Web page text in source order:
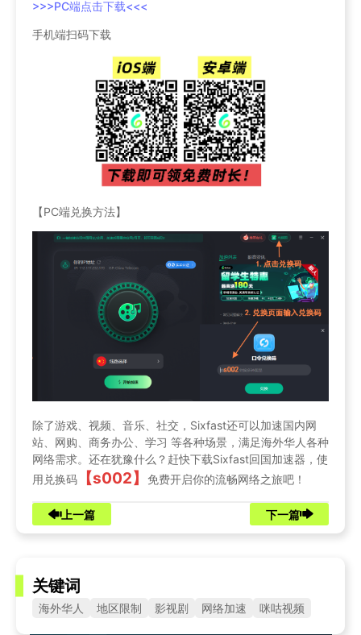
>>>PC端点击下载<<<
手机端扫码下载
【PC端兑换方法】
除了游戏、视频、音乐、社交，Sixfast还可以加速国内网
站、网购、商务办公、学习 等各种场景，满足海外华人各种
网络需求。还在犹豫什么？赶快下载Sixfast回国加速器，使
用兑换码
【s002】 免费开启你的流畅网络之旅吧！
上一篇 下一篇
关键词
海外华人 地区限制 影视剧 网络加速 咪咕视频